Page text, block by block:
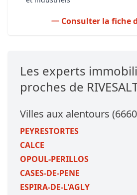
Consulter la fiche
Les experts
proches de
Villes aux alentours
PEYRESTORTES
CALCE
OPOUL-PERILLOS
CASES-DE-PENE
ESPIRA-DE-L'AGLY